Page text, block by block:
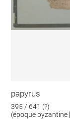
papyrus
395 / 641 (?)
(époque byzantine